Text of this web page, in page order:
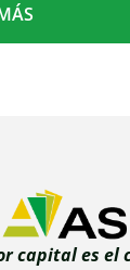
capital es el